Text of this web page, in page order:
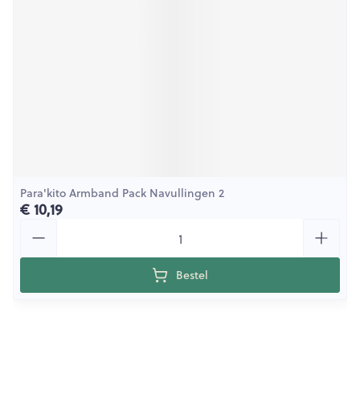
Para'kito Armband Pack Navullingen 2
€ 10,19
Bestel